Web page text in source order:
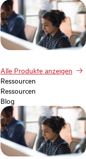
Alle Produkte anzeigen
Ressourcen
Ressourcen
Blog